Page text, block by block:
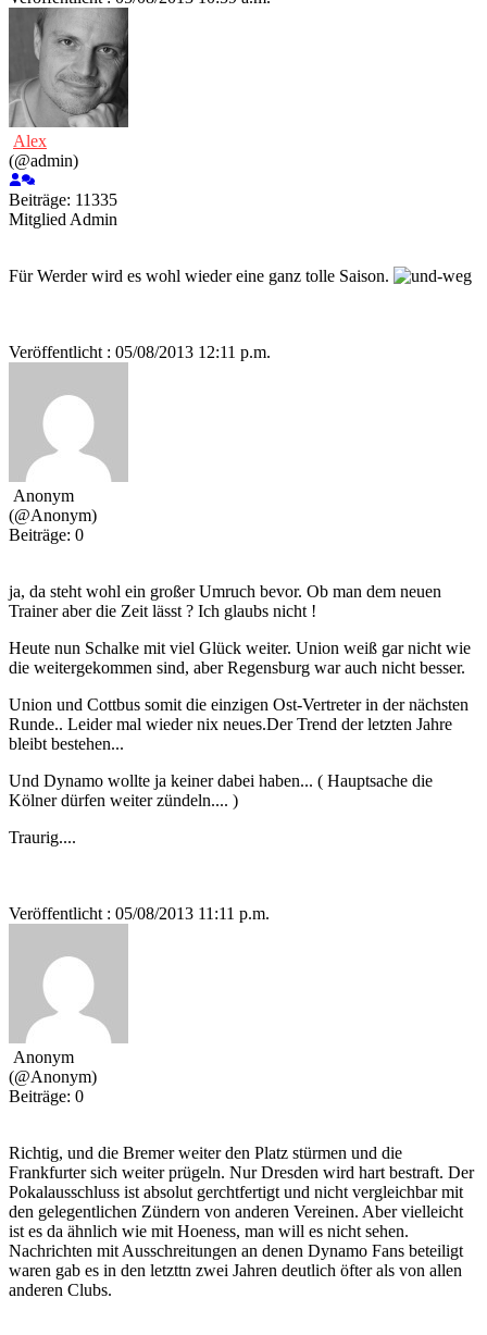
Alex
(@admin)
Beiträge: 11335
Mitglied Admin
Für Werder wird es wohl wieder eine ganz tolle Saison.
Veröffentlicht : 05/08/2013 12:11 p.m.
Anonym
(@Anonym)
Beiträge: 0
ja, da steht wohl ein großer Umruch bevor. Ob man dem neuen
Trainer aber die Zeit lässt ? Ich glaubs nicht !
Heute nun Schalke mit viel Glück weiter. Union weiß gar nicht wie
die weitergekommen sind, aber Regensburg war auch nicht besser.
Union und Cottbus somit die einzigen Ost-Vertreter in der nächsten
Runde.. Leider mal wieder nix neues.Der Trend der letzten Jahre
bleibt bestehen...
Und Dynamo wollte ja keiner dabei haben... ( Hauptsache die
Kölner dürfen weiter zündeln.... )
Traurig....
Veröffentlicht : 05/08/2013 11:11 p.m.
Anonym
(@Anonym)
Beiträge: 0
Richtig, und die Bremer weiter den Platz stürmen und die
Frankfurter sich weiter prügeln. Nur Dresden wird hart bestraft. Der
Pokalausschluss ist absolut gerchtfertigt und nicht vergleichbar mit
den gelegentlichen Zündern von anderen Vereinen. Aber vielleicht
ist es da ähnlich wie mit Hoeness, man will es nicht sehen.
Nachrichten mit Ausschreitungen an denen Dynamo Fans beteiligt
waren gab es in den letzttn zwei Jahren deutlich öfter als von allen
anderen Clubs.